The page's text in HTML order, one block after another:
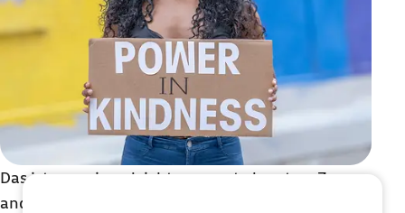
Das ist zum einen leichter gesagt als getan. Zum
anderen verschiebt es die Verantwortung und den